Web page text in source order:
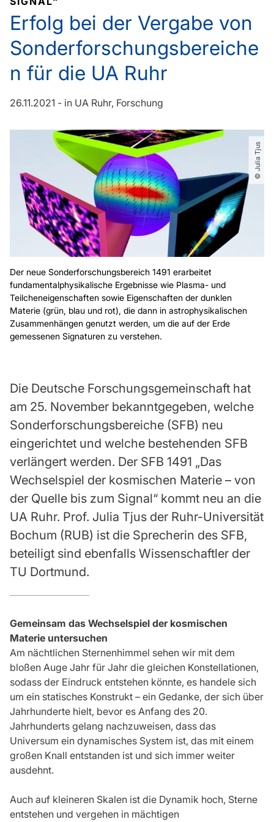
Erfolg bei der Vergabe von
Sonderforschungsbereiche
n für die UA Ruhr
26.11.2021 - in UA Ruhr Forschung
© Julia Tjus
Der neue Sonderforschungsbereich 1491 erarbeitet
fundamentalphysikalische Ergebnisse wie Plasma- und
Teilcheneigenschaften sowie Eigenschaften der dunklen
Materie (grün, blau und rot), die dann in astrophysikalischen
Zusammenhängen genutzt werden, um die auf der Erde
gemessenen Signaturen zu verstehen.
Die Deutsche Forschungsgemeinschaft hat
am 25. November bekanntgegeben, welche
Sonderforschungsbereiche (SFB) neu
eingerichtet und welche bestehenden SFB
verlängert werden. Der SFB 1491 „Das
Wechselspiel der kosmischen Materie – von
der Quelle bis zum Signal“ kommt neu an die
UA Ruhr. Prof. Julia Tjus der Ruhr-Universität
Bochum (RUB) ist die Sprecherin des SFB,
beteiligt sind ebenfalls Wissenschaftler der
TU Dortmund.
Gemeinsam das Wechselspiel der kosmischen
Materie untersuchen
Am nächtlichen Sternenhimmel sehen wir mit dem
bloßen Auge Jahr für Jahr die gleichen Konstellationen,
sodass der Eindruck entstehen könnte, es handele sich
um ein statisches Konstrukt – ein Gedanke, der sich über
Jahrhunderte hielt, bevor es Anfang des 20.
Jahrhunderts gelang nachzuweisen, dass das
Universum ein dynamisches System ist, das mit einem
großen Knall entstanden ist und sich immer weiter
ausdehnt.
Auch auf kleineren Skalen ist die Dynamik hoch, Sterne
entstehen und vergehen in mächtigen